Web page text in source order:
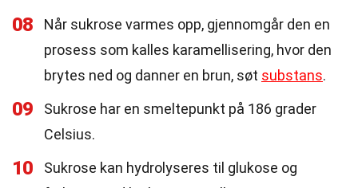
08
Når sukrose varmes opp, gjennomgår den en
prosess som kalles karamellisering, hvor den
brytes ned og danner en brun, søt substans.
09
Sukrose har en smeltepunkt på 186 grader
Celsius.
10
Sukrose kan hydrolyseres til glukose og